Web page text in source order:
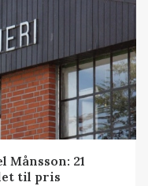
21
til pris